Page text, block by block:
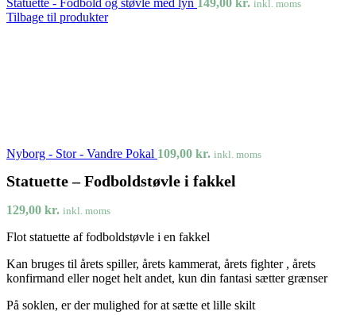
Statuette - Fodbold og støvle med lyn 149,00 kr. inkl. moms
Tilbage til produkter
Nyborg - Stor - Vandre Pokal 109,00 kr. inkl. moms
Statuette – Fodboldstøvle i fakkel
129,00 kr. inkl. moms
Flot statuette af fodboldstøvle i en fakkel
Kan bruges til årets spiller, årets kammerat, årets fighter , årets
konfirmand eller noget helt andet, kun din fantasi sætter grænser
På soklen, er der mulighed for at sætte et lille skilt